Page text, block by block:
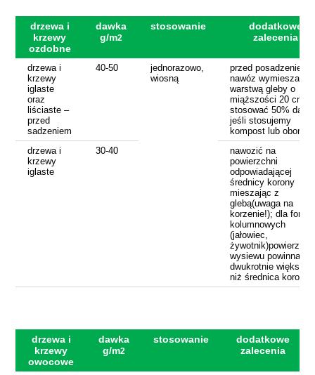
drzewa i
krzewy
ozdobne
dawka
g/m2
stosowanie
dodatkowe
zalecenia
drzewa i
krzewy
iglaste
oraz
liściaste –
przed
sadzeniem
40-50
jednorazowo,
wiosną
przed posadzeniem
nawóz wymieszać z
warstwą gleby o
miąższości 20 cm;
stosować 50%
jeśli stosujemy
kompost lub obornik
drzewa i
krzewy
iglaste
30-40
nawozić na
powierzchni
odpowiadającej
średnicy korony
mieszając z
glebą(uwaga na
korzenie!); dla form
kolumnowych
(jałowiec,
wysiewu powinna
dwukrotnie większa
niż średnica korony
drzewa i
krzewy
owocowe
dawka
g/m2
stosowanie
dodatkowe
zalecenia